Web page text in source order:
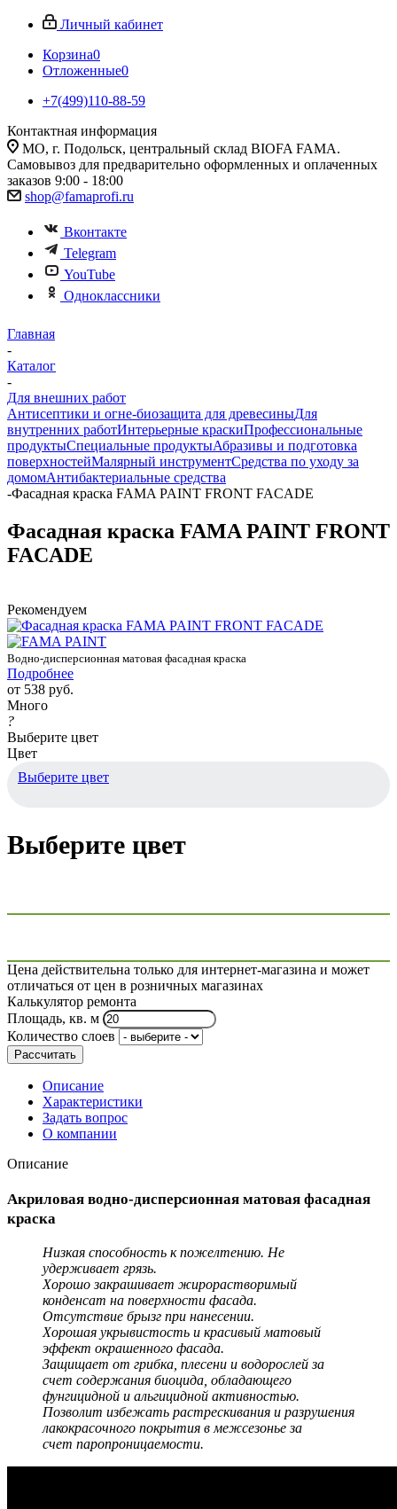
Личный кабинет
Корзина0
Отложенные0
+7(499)110-88-59
Контактная информация
МО, г. Подольск, центральный склад BIOFA FAMA.
Самовывоз для предварительно оформленных и оплаченных
заказов 9:00 - 18:00
shop@famaprofi.ru
Вконтакте
Telegram
YouTube
Одноклассники
Главная
-
Каталог
-
Для внешних работ
Антисептики и огне-биозащита для древесиныДля
внутренних работИнтерьерные краскиПрофессиональные
продуктыСпециальные продуктыАбразивы и подготовка
поверхностейМалярный инструментСредства по уходу за
домомАнтибактериальные средства
-Фасадная краска FAMA PAINT FRONT FACADE
Фасадная краска FAMA PAINT FRONT
FACADE
Рекомендуем
Водно-дисперсионная матовая фасадная краска
Подробнее
от 538 руб.
Много
?
Выберите цвет
Цвет
Выберите цвет
Выберите цвет
Цена действительна только для интернет-магазина и может
отличаться от цен в розничных магазинах
Калькулятор ремонта
Площадь, кв. м
Количество слоев
Рассчитать
Описание
Характеристики
Задать вопрос
О компании
Описание
Акриловая водно-дисперсионная матовая фасадная
краска
Низкая способность к пожелтению. Не
удерживает грязь.
Хорошо закрашивает жирорастворимый
конденсат на поверхности фасада.
Отсутствие брызг при нанесении.
Хорошая укрывистость и красивый матовый
эффект окрашенного фасада.
Защищает от грибка, плесени и водорослей за
счет содержания биоцида, обладающего
фунгицидной и альгицидной активностью.
Позволит избежать растрескивания и разрушения
лакокрасочного покрытия в межсезонье за
счет паропроницаемости.